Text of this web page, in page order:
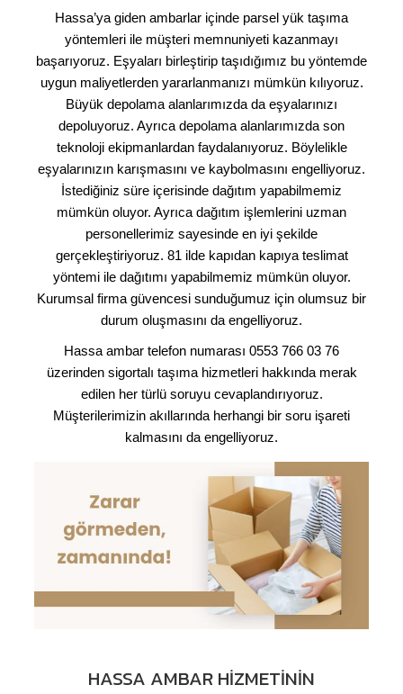
Hassa’ya giden ambarlar içinde parsel yük taşıma
yöntemleri ile müşteri memnuniyeti kazanmayı
başarıyoruz. Eşyaları birleştirip taşıdığımız bu yöntemde
uygun maliyetlerden yararlanmanızı mümkün kılıyoruz.
Büyük depolama alanlarımızda da eşyalarınızı
depoluyoruz. Ayrıca depolama alanlarımızda son
teknoloji ekipmanlardan faydalanıyoruz. Böylelikle
eşyalarınızın karışmasını ve kaybolmasını engelliyoruz.
İstediğiniz süre içerisinde dağıtım yapabilmemiz
mümkün oluyor. Ayrıca dağıtım işlemlerini uzman
personellerimiz sayesinde en iyi şekilde
gerçekleştiriyoruz. 81 ilde kapıdan kapıya teslimat
yöntemi ile dağıtımı yapabilmemiz mümkün oluyor.
Kurumsal firma güvencesi sunduğumuz için olumsuz bir
durum oluşmasını da engelliyoruz.
Hassa ambar telefon numarası 0553 766 03 76
üzerinden sigortalı taşıma hizmetleri hakkında merak
edilen her türlü soruyu cevaplandırıyoruz.
Müşterilerimizin akıllarında herhangi bir soru işareti
kalmasını da engelliyoruz.
HASSA AMBAR HIZMETININ